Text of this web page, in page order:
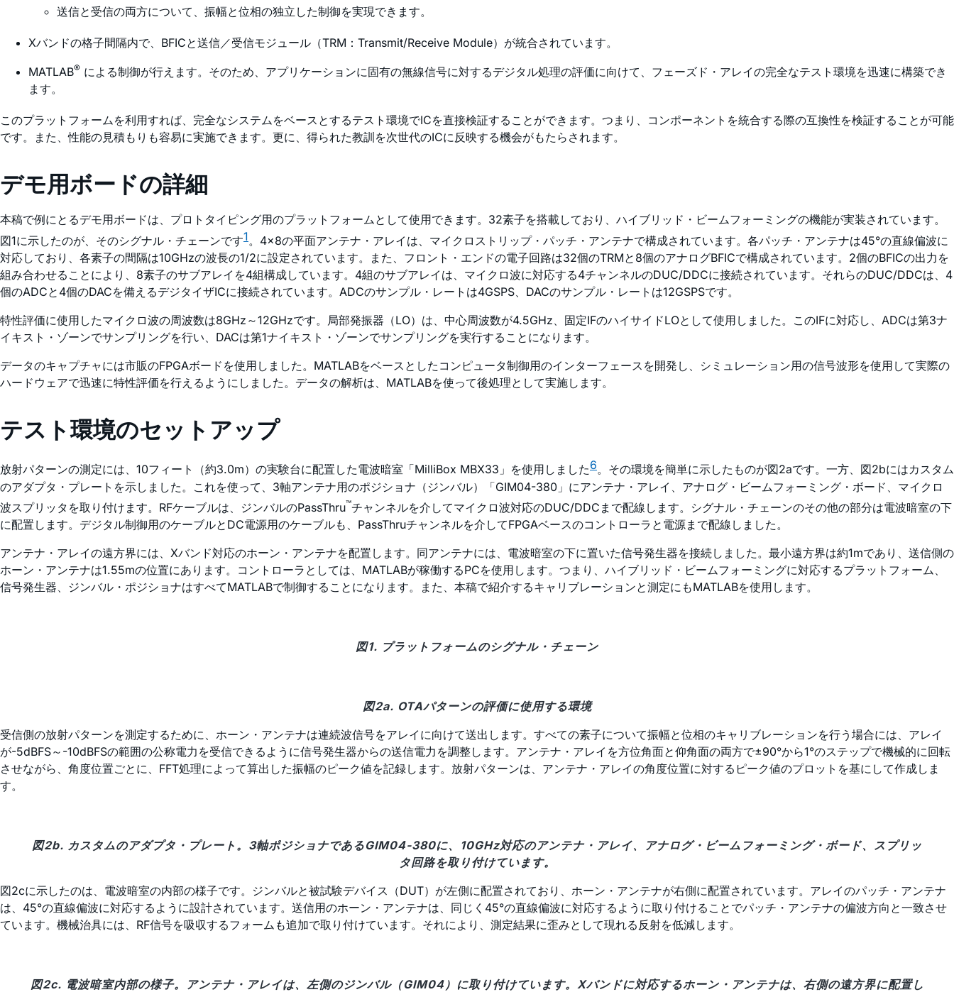
送信と受信の両方について、振幅と位相の独立した制御を実現できます。
Xバンドの格子間隔内で、BFICと送信／受信モジュール（TRM：Transmit/Receive Module）が統合されています。
MATLAB® による制御が行えます。そのため、アプリケーションに固有の無線信号に対するデジタル処理の評価に向けて、フェーズド・アレイの完全なテスト環境を迅速に構築でき
ます。
このプラットフォームを利用すれば、完全なシステムをベースとするテスト環境でICを直接検証することができます。つまり、コンポーネントを統合する際の互換性を検証することが可能
です。また、性能の見積もりも容易に実施できます。更に、得られた教訓を次世代のICに反映する機会がもたらされます。
デモ用ボードの詳細
本稿で例にとるデモ用ボードは、プロトタイピング用のプラットフォームとして使用できます。32素子を搭載しており、ハイブリッド・ビームフォーミングの機能が実装されています。
図1に示したのが、そのシグナル・チェーンです1。4×8の平面アンテナ・アレイは、マイクロストリップ・パッチ・アンテナで構成されています。各パッチ・アンテナは45°の直線偏波に
対応しており、各素子の間隔は10GHzの波長の1/2に設定されています。また、フロント・エンドの電子回路は32個のTRMと8個のアナログBFICで構成されています。2個のBFICの出力を
組み合わせることにより、8素子のサブアレイを4組構成しています。4組のサブアレイは、マイクロ波に対応する4チャンネルのDUC/DDCに接続されています。それらのDUC/DDCは、4
個のADCと4個のDACを備えるデジタイザICに接続されています。ADCのサンプル・レートは4GSPS、DACのサンプル・レートは12GSPSです。
特性評価に使用したマイクロ波の周波数は8GHz～12GHzです。局部発振器（LO）は、中心周波数が4.5GHz、固定IFのハイサイドLOとして使用しました。このIFに対応し、ADCは第3ナ
イキスト・ゾーンでサンプリングを行い、DACは第1ナイキスト・ゾーンでサンプリングを実行することになります。
データのキャプチャには市販のFPGAボードを使用しました。MATLABをベースとしたコンピュータ制御用のインターフェースを開発し、シミュレーション用の信号波形を使用して実際の
ハードウェアで迅速に特性評価を行えるようにしました。データの解析は、MATLABを使って後処理として実施します。
テスト環境のセットアップ
放射パターンの測定には、10フィート（約3.0m）の実験台に配置した電波暗室「MilliBox MBX33」を使用しました6。その環境を簡単に示したものが図2aです。一方、図2bにはカスタム
のアダプタ・プレートを示しました。これを使って、3軸アンテナ用のポジショナ（ジンバル）「GIM04-380」にアンテナ・アレイ、アナログ・ビームフォーミング・ボード、マイクロ
波スプリッタを取り付けます。RFケーブルは、ジンバルのPassThru™チャンネルを介してマイクロ波対応のDUC/DDCまで配線します。シグナル・チェーンのその他の部分は電波暗室の下
に配置します。デジタル制御用のケーブルとDC電源用のケーブルも、PassThruチャンネルを介してFPGAベースのコントローラと電源まで配線しました。
アンテナ・アレイの遠方界には、Xバンド対応のホーン・アンテナを配置します。同アンテナには、電波暗室の下に置いた信号発生器を接続しました。最小遠方界は約1mであり、送信側の
ホーン・アンテナは1.55mの位置にあります。コントローラとしては、MATLABが稼働するPCを使用します。つまり、ハイブリッド・ビームフォーミングに対応するプラットフォーム、
信号発生器、ジンバル・ポジショナはすべてMATLABで制御することになります。また、本稿で紹介するキャリブレーションと測定にもMATLABを使用します。
図1. プラットフォームのシグナル・チェーン
図2a. OTAパターンの評価に使用する環境
受信側の放射パターンを測定するために、ホーン・アンテナは連続波信号をアレイに向けて送出します。すべての素子について振幅と位相のキャリブレーションを行う場合には、アレイ
が-5dBFS～-10dBFSの範囲の公称電力を受信できるように信号発生器からの送信電力を調整します。アンテナ・アレイを方位角面と仰角面の両方で±90°から1°のステップで機械的に回転
させながら、角度位置ごとに、FFT処理によって算出した振幅のピーク値を記録します。放射パターンは、アンテナ・アレイの角度位置に対するピーク値のプロットを基にして作成しま
す。
図2b. カスタムのアダプタ・プレート。3軸ポジショナであるGIM04-380に、10GHz対応のアンテナ・アレイ、アナログ・ビームフォーミング・ボード、スプリッ
タ回路を取り付けています。
図2cに示したのは、電波暗室の内部の様子です。ジンバルと被試験デバイス（DUT）が左側に配置されており、ホーン・アンテナが右側に配置されています。アレイのパッチ・アンテナ
は、45°の直線偏波に対応するように設計されています。送信用のホーン・アンテナは、同じく45°の直線偏波に対応するように取り付けることでパッチ・アンテナの偏波方向と一致させ
ています。機械治具には、RF信号を吸収するフォームも追加で取り付けています。それにより、測定結果に歪みとして現れる反射を低減します。
図2c. 電波暗室内部の様子。アンテナ・アレイは、左側のジンバル（GIM04）に取り付けています。Xバンドに対応するホーン・アンテナは、右側の遠方界に配置し